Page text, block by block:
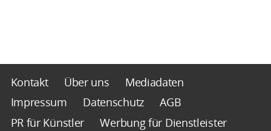
Kontakt Über uns
Mediadaten
Impressum
Datenschutz
AGB
PR für Künstler
Werbung für Dienstleister